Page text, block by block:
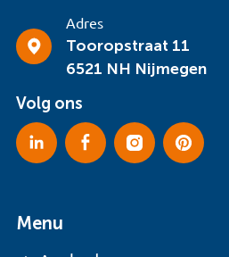
Adres
Tooropstraat 11
6521 NH Nijmegen
Volg ons
Menu